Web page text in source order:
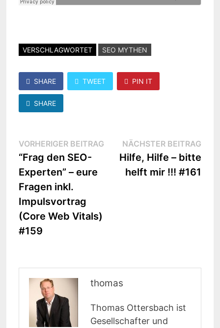
VERSCHLAGWORTET SEO MYTHEN
SHARE TWEET PIN IT
SHARE
Beitragsnavigation
VORHERIGER BEITRAGVorheriger
Beitrag:
“Frag den SEO-
Experten” – eure
Fragen inkl.
Impulsvortrag
(Core Web Vitals)
#159
NÄCHSTER BEITRAG
Hilfe, Hilfe – bitte
helft mir !!! #161
thomas
Thomas Ottersbach ist
Gesellschafter und